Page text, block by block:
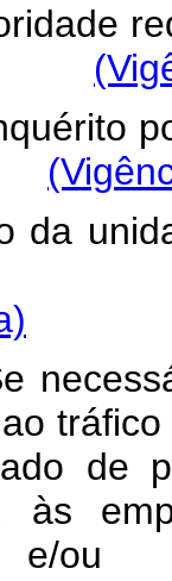
da
de
às
e/ou